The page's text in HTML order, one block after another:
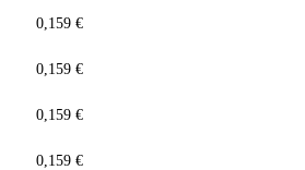
0,159 €
0,159 €
0,159 €
0,159 €